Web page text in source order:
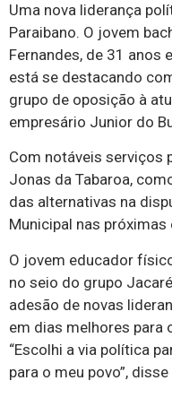
Uma nova liderança
Paraibano. O jovem
Fernandes, de 31 anos
está se destacando
grupo de oposição à
empresário Junior do
Com notáveis serviços
Jonas da Tabaroa,
das alternativas na
Municipal nas próximas
O jovem educador
no seio do grupo
adesão de novas
em dias melhores para
“Escolhi a via política
para o meu povo”,